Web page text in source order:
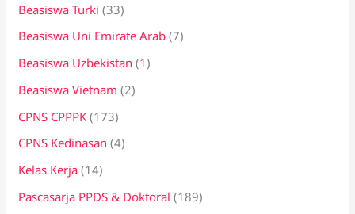
Beasiswa Turki (33)
Beasiswa Uni Emirate Arab (7)
Beasiswa Uzbekistan (1)
Beasiswa Vietnam (2)
CPNS CPPPK (173)
CPNS Kedinasan (4)
Kelas Kerja (14)
Pascasarja PPDS & Doktoral (189)